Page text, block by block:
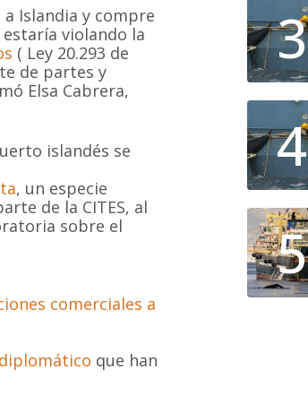
Islandia y compre
violando la
( Ley 20.293 de
de partes y
Elsa Cabrera,
islandés se
, un especie
de la CITES, al
sobre el
comerciales a
que han
3
4
5
MAPA DEL SITIO
Quiénes somos
Noticias
| Todos los derechos reservados.